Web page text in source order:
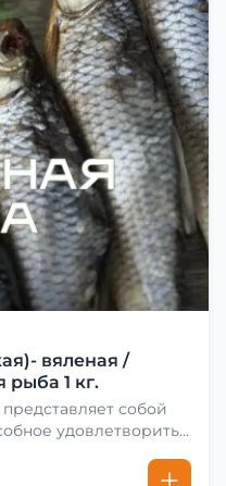
вяленая /
рыба 1 кг.
собой
удовлетворить
хорошо солят.